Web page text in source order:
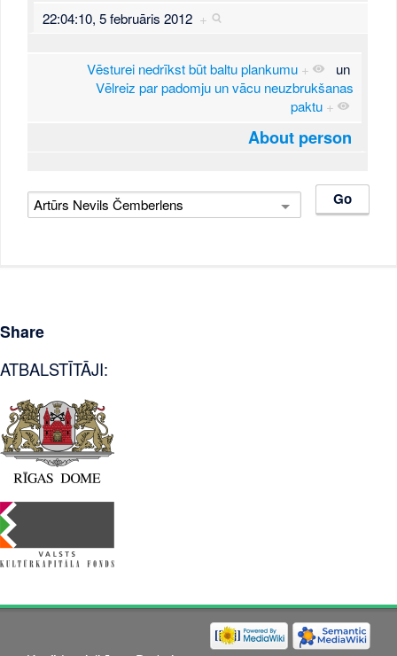
22:04:10, 5 februāris 2012 +
Vēsturei nedrīkst būt baltu plankumu +
un
Vēlreiz par padomju un vācu neuzbrukšanas
paktu +
About person
Share
ATBALSTĪTĀJI: